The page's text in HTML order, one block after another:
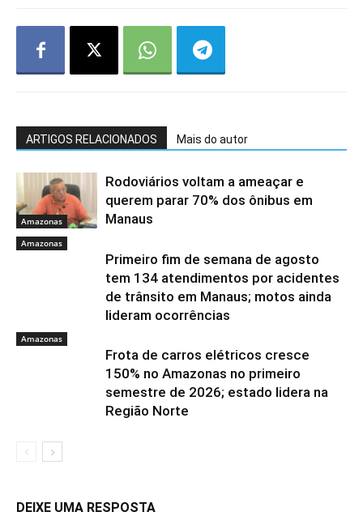
ARTIGOS RELACIONADOS Mais do autor
Amazonas
Rodoviários voltam a ameaçar e
querem parar 70% dos ônibus em
Manaus
Amazonas
Primeiro fim de semana de agosto
tem 134 atendimentos por acidentes
de trânsito em Manaus; motos ainda
lideram ocorrências
Amazonas
Frota de carros elétricos cresce
150% no Amazonas no primeiro
semestre de 2026; estado lidera na
Região Norte
DEIXE UMA RESPOSTA